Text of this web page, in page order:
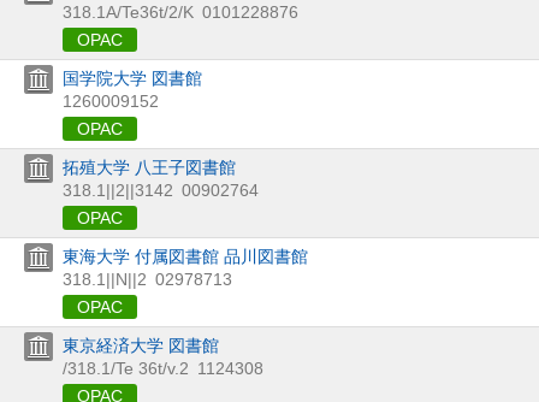
318.1A/Te36t/2/K 0101228876
OPAC
国学院大学 図書館
1260009152
OPAC
拓殖大学 八王子図書館
318.1||2||3142 00902764
OPAC
東海大学 付属図書館 品川図書館
318.1||N||2 02978713
OPAC
東京経済大学 図書館
/318.1/Te 36t/v.2 1124308
OPAC